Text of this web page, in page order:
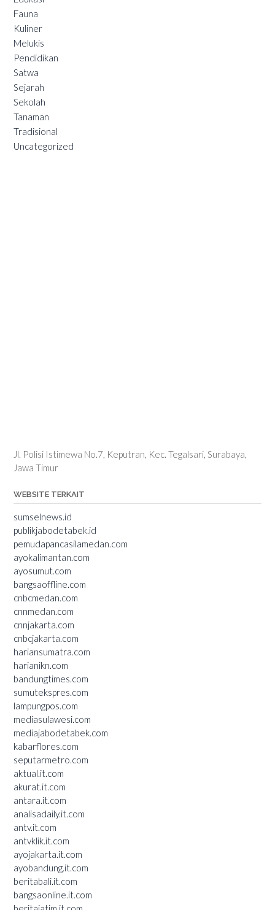
Fauna
Kuliner
Melukis
Pendidikan
Satwa
Sejarah
Sekolah
Tanaman
Tradisional
Uncategorized
Jl. Polisi Istimewa No.7, Keputran, Kec. Tegalsari, Surabaya,
Jawa Timur
WEBSITE TERKAIT
sumselnews.id
publikjabodetabek.id
pemudapancasilamedan.com
ayokalimantan.com
ayosumut.com
bangsaoffline.com
cnbcmedan.com
cnnmedan.com
cnnjakarta.com
cnbcjakarta.com
hariansumatra.com
harianikn.com
bandungtimes.com
sumutekspres.com
lampungpos.com
mediasulawesi.com
mediajabodetabek.com
kabarflores.com
seputarmetro.com
aktual.it.com
akurat.it.com
antara.it.com
analisadaily.it.com
antv.it.com
antvklik.it.com
ayojakarta.it.com
ayobandung.it.com
beritabali.it.com
bangsaonline.it.com